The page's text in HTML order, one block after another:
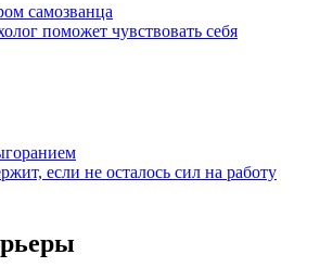
самозванца
поможет чувствовать себя
если не осталось сил на работу